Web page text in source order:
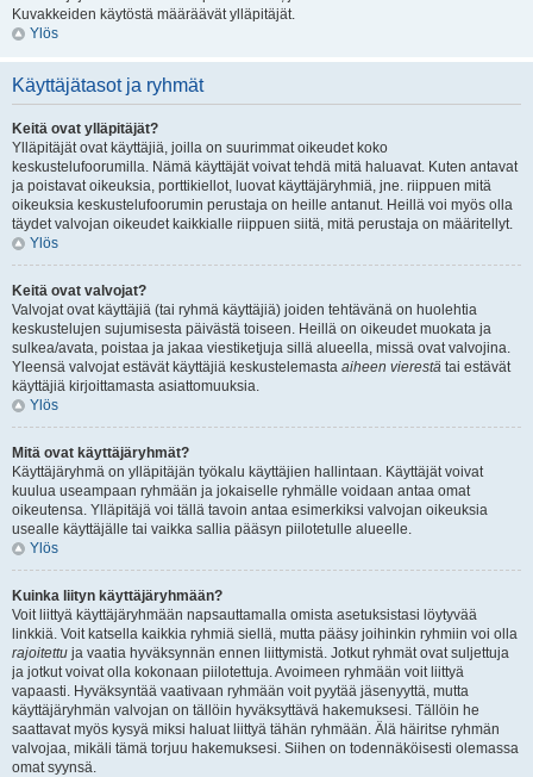
Kuvakkeiden käytöstä määräävät ylläpitäjät.
Ylös
Käyttäjätasot ja ryhmät
Keitä ovat ylläpitäjät?
Ylläpitäjät ovat käyttäjiä, joilla on suurimmat oikeudet koko
keskustelufoorumilla. Nämä käyttäjät voivat tehdä mitä haluavat. Kuten antavat
ja poistavat oikeuksia, porttikiellot, luovat käyttäjäryhmiä, jne. riippuen mitä
oikeuksia keskustelufoorumin perustaja on heille antanut. Heillä voi myös olla
täydet valvojan oikeudet kaikkialle riippuen siitä, mitä perustaja on määritellyt.
Ylös
Keitä ovat valvojat?
Valvojat ovat käyttäjiä (tai ryhmä käyttäjiä) joiden tehtävänä on huolehtia
keskustelujen sujumisesta päivästä toiseen. Heillä on oikeudet muokata ja
sulkea/avata, poistaa ja jakaa viestiketjuja sillä alueella, missä ovat valvojina.
Yleensä valvojat estävät käyttäjiä keskustelemasta aiheen vierestä tai estävät
käyttäjiä kirjoittamasta asiattomuuksia.
Ylös
Mitä ovat käyttäjäryhmät?
Käyttäjäryhmä on ylläpitäjän työkalu käyttäjien hallintaan. Käyttäjät voivat
kuulua useampaan ryhmään ja jokaiselle ryhmälle voidaan antaa omat
oikeutensa. Ylläpitäjä voi tällä tavoin antaa esimerkiksi valvojan oikeuksia
usealle käyttäjälle tai vaikka sallia pääsyn piilotetulle alueelle.
Ylös
Kuinka liityn käyttäjäryhmään?
Voit liittyä käyttäjäryhmään napsauttamalla omista asetuksistasi löytyvää
linkkiä. Voit katsella kaikkia ryhmiä siellä, mutta pääsy joihinkin ryhmiin voi olla
rajoitettu ja vaatia hyväksynnän ennen liittymistä. Jotkut ryhmät ovat suljettuja
ja jotkut voivat olla kokonaan piilotettuja. Avoimeen ryhmään voit liittyä
vapaasti. Hyväksyntää vaativaan ryhmään voit pyytää jäsenyyttä, mutta
käyttäjäryhmän valvojan on tällöin hyväksyttävä hakemuksesi. Tällöin he
saattavat myös kysyä miksi haluat liittyä tähän ryhmään. Älä häiritse ryhmän
valvojaa, mikäli tämä torjuu hakemuksesi. Siihen on todennäköisesti olemassa
omat syynsä.